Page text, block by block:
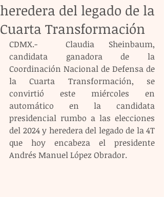
heredera del legado de la
Cuarta Transformación
CDMX.-  Claudia Sheinbaum,
candidata ganadora de la
Coordinación Nacional de Defensa de
la Cuarta Transformación, se
convirtió este miércoles en
automático en la candidata
presidencial rumbo a las elecciones
del 2024 y heredera del legado de la 4T
que hoy encabeza el presidente
Andrés Manuel López Obrador.